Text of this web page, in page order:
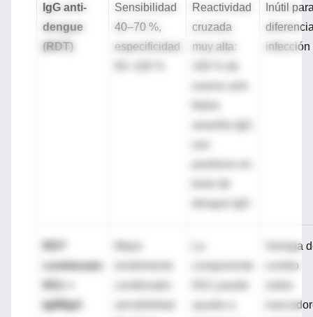
IgG anti-
dengue
(RDT)
Sensibilidad
40–70 %,
especificidad
Reactividad
cruzada
muy alta:
dengue IgG
Inútil
infección
combinado
IgM/IgG
Ventaja
combo